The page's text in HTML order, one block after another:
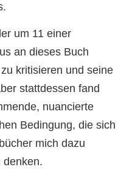
um 11 einer
an dieses Buch
kritisieren und seine
stattdessen fand
nuancierte
Bedingung, die sich
mich dazu
denken.